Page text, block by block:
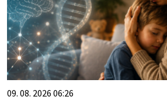
09. 08. 2026 06:26